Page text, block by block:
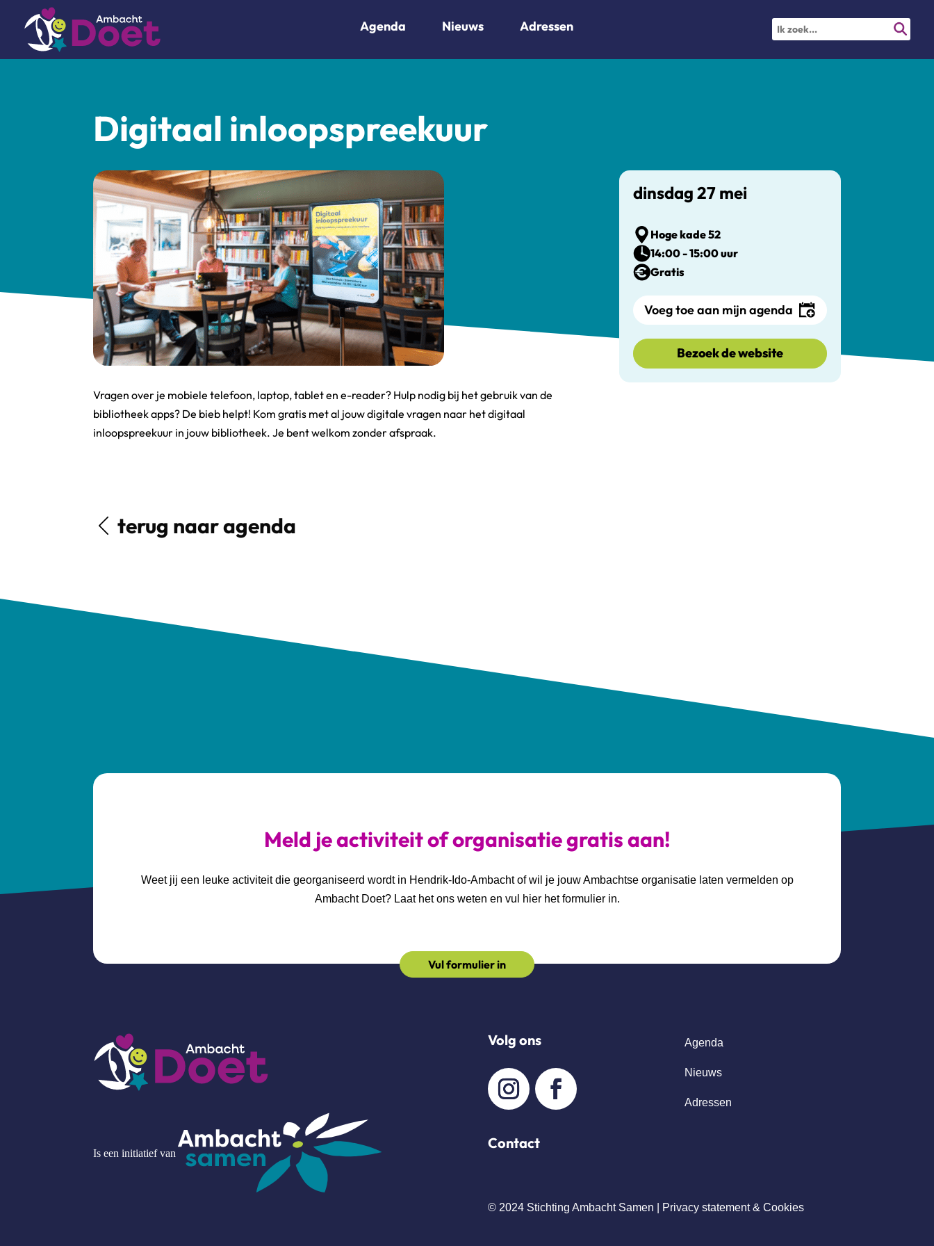
Agenda Nieuws Adressen
Digitaal inloopspreekuur
Vragen over je mobiele telefoon, laptop, tablet en e-reader? Hulp nodig bij het gebruik van de
bibliotheek apps? De bieb helpt! Kom gratis met al jouw digitale vragen naar het digitaal
inloopspreekuur in jouw bibliotheek. Je bent welkom zonder afspraak.
terug naar agenda
dinsdag 27 mei
Hoge kade 52
14:00 - 15:00 uur
Gratis
Voeg toe aan mijn agenda
Bezoek de website
Meld je activiteit of organisatie gratis aan!
Weet jij een leuke activiteit die georganiseerd wordt in Hendrik-Ido-Ambacht of wil je jouw Ambachtse organisatie laten vermelden op
Ambacht Doet? Laat het ons weten en vul hier het formulier in.
Vul formulier in
Is een initiatief van
Volg ons
Contact
Agenda
Nieuws
Adressen
© 2024 Stichting Ambacht Samen | Privacy statement & Cookies